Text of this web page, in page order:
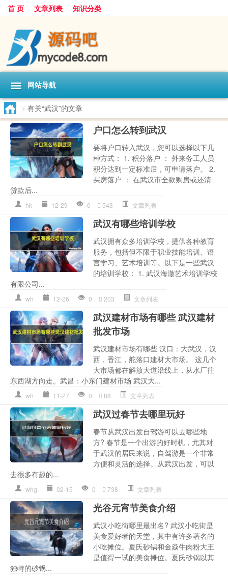
首 页 文章列表 知识分类
网站导航
> 有关“武汉”的文章
户口怎么转到武汉
要将户口转入武汉，您可以选择以下几
种方式： 1. 积分落户 ： 外来务工人员
积分达到一定标准后，可申请落户。 2.
买房落户 ： 在武汉市全款购房或还清
贷款后...
hk 12-29 0 543 文章列表
武汉有哪些培训学校
武汉拥有众多培训学校，提供各种教育
服务，包括但不限于职业技能培训、语
言学习、艺术培训等。以下是一些武汉
的培训学校： 1. 武汉海澈艺术培训学校
有限公司...
wh 12-26 0 203 文章列表
武汉建材市场有哪些 武汉建材
批发市场
武汉建材市场有哪些 汉口：大武汉，汉
西，香江，舵落口建材大市场。 这几个
大市场都在解放大道沿线上，从水厂往
东西湖方向走。武昌：小东门建材市场 武汉大...
wh 11-27 0 88 文章列表
武汉过春节去哪里玩好
春节从武汉出发自驾游可以去哪些地
方? 春节是一个出游的好时机，尤其对
于武汉的居民来说，自驾游是一个非常
方便和灵活的选择。从武汉出发，可以
去很多有趣的...
whg 02-15 0 738 文章列表
光谷元宵节美食介绍
武汉小吃街哪里最出名? 武汉小吃街是
美食爱好者的天堂，其中有许多著名的
小吃摊位。夏氏砂锅和金焱牛肉粉大王
是值得一试的美食摊位。夏氏砂锅以其
独特的砂锅...